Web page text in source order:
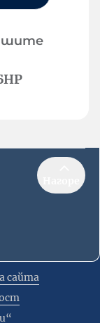
сайта